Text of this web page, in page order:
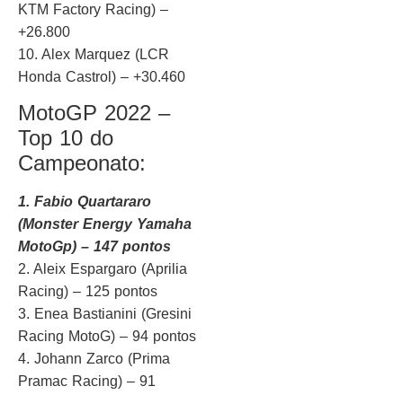
KTM Factory Racing) –
+26.800
10. Alex Marquez (LCR
Honda Castrol) – +30.460
MotoGP 2022 –
Top 10 do
Campeonato:
1. Fabio Quartararo
(Monster Energy Yamaha
MotoGp) – 147 pontos
2. Aleix Espargaro (Aprilia
Racing) – 125 pontos
3. Enea Bastianini (Gresini
Racing MotoG) – 94 pontos
4. Johann Zarco (Prima
Pramac Racing) – 91